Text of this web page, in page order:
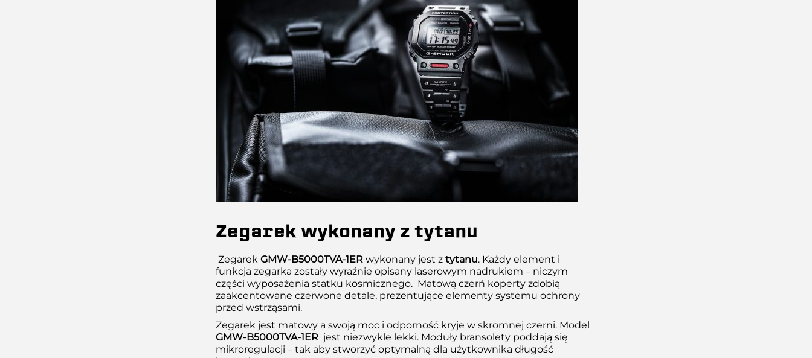
Zegarek wykonany z tytanu
Zegarek GMW-B5000TVA-1ERwykonany jest z tytanu. Każdy element i
funkcja zegarka zostały wyraźnie opisany laserowym nadrukiem – niczym
części wyposażenia statku kosmicznego. Matową czerń koperty zdobią
zaakcentowane czerwone detale, prezentujące elementy systemu ochrony
przed wstrząsami.
Zegarek jest matowy a swoją moc i odporność kryje w skromnej czerni. Model
GMW-B5000TVA-1ERjest niezwykle lekki. Moduły bransolety poddają się
mikroregulacji – tak aby stworzyć optymalną dla użytkownika długość